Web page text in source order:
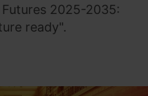
2025-2035:
ready".